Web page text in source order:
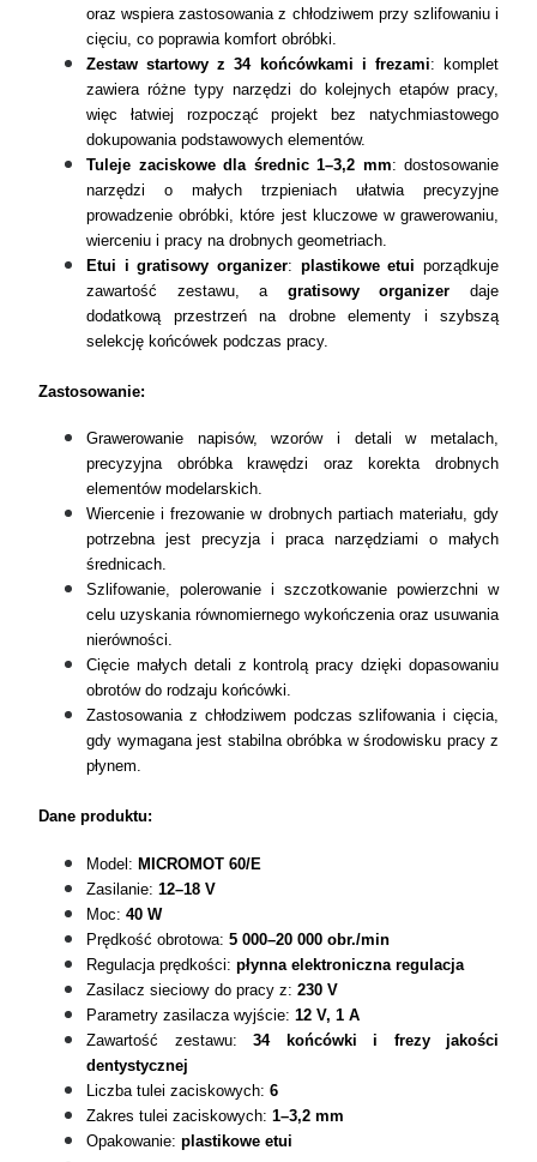
oraz wspiera zastosowania z chłodziwem przy szlifowaniu i
cięciu, co poprawia komfort obróbki.
Zestaw startowy z 34 końcówkami i frezami: komplet
zawiera różne typy narzędzi do kolejnych etapów pracy,
więc łatwiej rozpocząć projekt bez natychmiastowego
dokupowania podstawowych elementów.
Tuleje zaciskowe dla średnic 1–3,2 mm: dostosowanie
narzędzi o małych trzpieniach ułatwia precyzyjne
prowadzenie obróbki, które jest kluczowe w grawerowaniu,
wierceniu i pracy na drobnych geometriach.
Etui i gratisowy organizer: plastikowe etui porządkuje
zawartość zestawu, a gratisowy organizer daje
dodatkową przestrzeń na drobne elementy i szybszą
selekcję końcówek podczas pracy.
Zastosowanie:
Grawerowanie napisów, wzorów i detali w metalach,
precyzyjna obróbka krawędzi oraz korekta drobnych
elementów modelarskich.
Wiercenie i frezowanie w drobnych partiach materiału, gdy
potrzebna jest precyzja i praca narzędziami o małych
średnicach.
Szlifowanie, polerowanie i szczotkowanie powierzchni w
celu uzyskania równomiernego wykończenia oraz usuwania
nierówności.
Cięcie małych detali z kontrolą pracy dzięki dopasowaniu
obrotów do rodzaju końcówki.
Zastosowania z chłodziwem podczas szlifowania i cięcia,
gdy wymagana jest stabilna obróbka w środowisku pracy z
płynem.
Dane produktu:
Model: MICROMOT 60/E
Zasilanie: 12–18 V
Moc: 40 W
Prędkość obrotowa: 5 000–20 000 obr./min
Regulacja prędkości: płynna elektroniczna regulacja
Zasilacz sieciowy do pracy z: 230 V
Parametry zasilacza wyjście: 12 V, 1 A
Zawartość zestawu: 34 końcówki i frezy jakości
dentystycznej
Liczba tulei zaciskowych: 6
Zakres tulei zaciskowych: 1–3,2 mm
Opakowanie: plastikowe etui